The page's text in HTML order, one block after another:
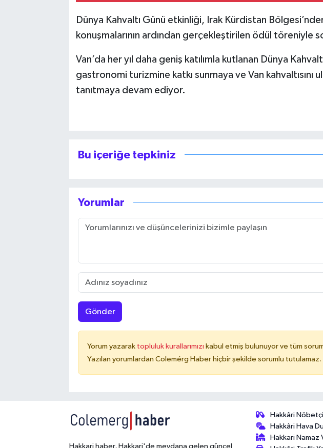
Dünya Kahvaltı Günü etkinliği, Irak Kürdistan
konuşmalarının ardından gerçekleştirilen ödül töreniyle
Van’da her yıl daha geniş katılımla kutlanan Dünya
gastronomi turizmine katkı sunmaya ve Van kahvaltısını
tanıtmaya devam ediyor.
Bu içeriğe tepkiniz
Yorumlar
Gönder
Yorum yazarak topluluk kurallarımızı kabul etmiş bulunuyor ve tüm
Yazılan yorumlardan Colemérg Haber hiçbir şekilde sorumlu tutulamaz.
Hakkari haber, Hakkari'de meydana gelen güncel
Hakkâri
Hakkâri Hava
Hakkari Namaz